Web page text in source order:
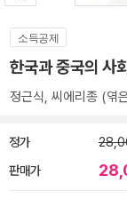
소득공제
한국과 중국의 사
정근식, 씨에리종 (엮
정가
판매가